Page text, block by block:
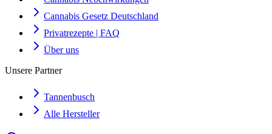
Cannabis Gesetz Deutschland
Privatrezepte | FAQ
Über uns
Unsere Partner
Tannenbusch
Alle Hersteller